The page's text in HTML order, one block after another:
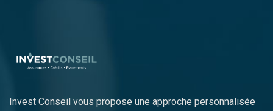
Invest Conseil vous propose une approche personnalisée